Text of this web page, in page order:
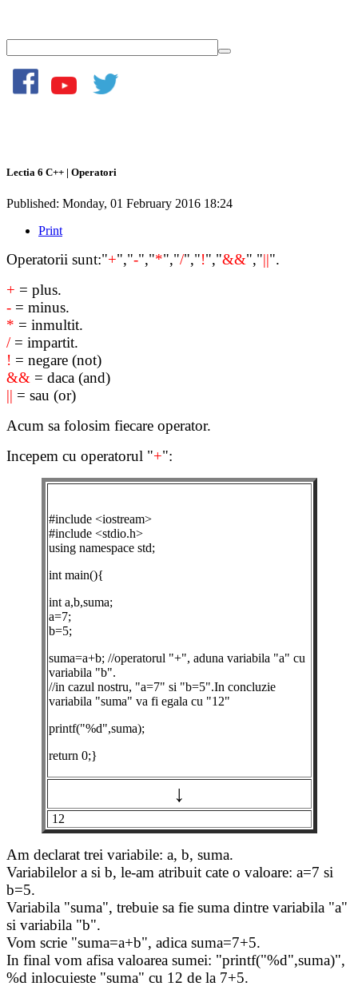
Lectia 6 C++ | Operatori
Published: Monday, 01 February 2016 18:24
Print
Operatorii sunt:"+","-","*","/","!","&&","||".
+ = plus.
- = minus.
* = inmultit.
/= impartit.
! = negare (not)
&& = daca (and)
|| = sau (or)
Acum sa folosim fiecare operator.
Incepem cu operatorul "+":
#include <iostream>
#include <stdio.h>
using namespace std;
int main(){
int a,b,suma;
a=7;
b=5;
suma=a+b; //operatorul "+", aduna variabila "a" cu
variabila "b".
//in cazul nostru, "a=7" si "b=5".In concluzie
variabila "suma" va fi egala cu "12"
printf("%d",suma);
return 0;}
↓
12
Am declarat trei variabile: a, b, suma.
Variabilelor a si b, le-am atribuit cate o valoare: a=7 si
b=5.
Variabila "suma", trebuie sa fie suma dintre variabila "a"
si variabila "b".
Vom scrie "suma=a+b", adica suma=7+5.
In final vom afisa valoarea sumei: "printf("%d",suma)",
%d inlocuieste "suma" cu 12 de la 7+5.